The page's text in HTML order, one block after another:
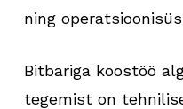
ning
Bitbariga koostöö
tegemist on